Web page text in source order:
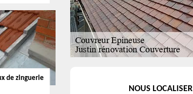
de zinguerie
NOUS LOCALISER